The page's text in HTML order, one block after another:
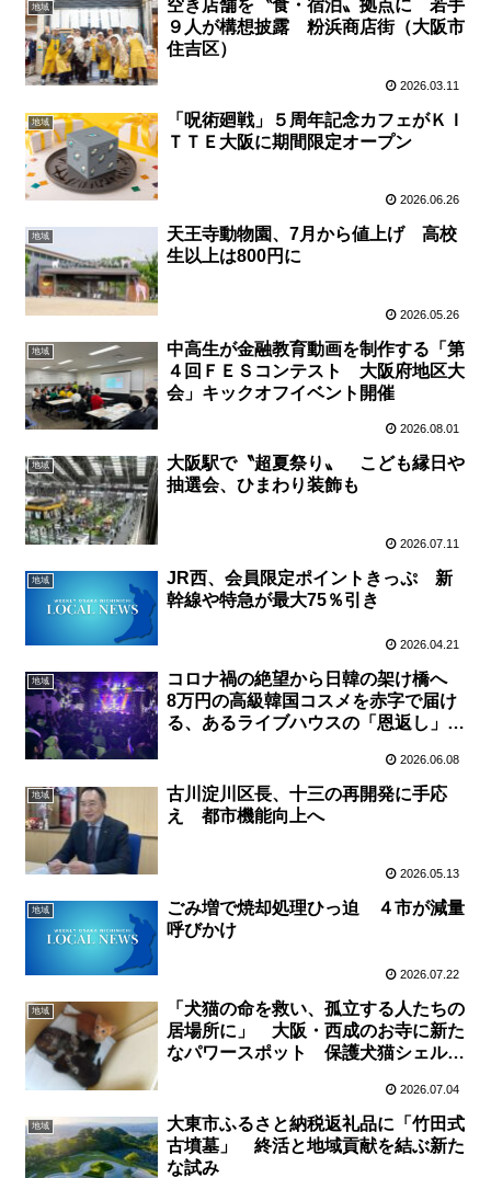
地域
空き店舗を〝食・宿泊〟拠点に 若手
９人が構想披露 粉浜商店街（大阪市
住吉区）
2026.03.11
地域
「呪術廻戦」５周年記念カフェがＫＩ
ＴＴＥ大阪に期間限定オープン
2026.06.26
地域
天王寺動物園、7月から値上げ 高校
生以上は800円に
2026.05.26
地域
中高生が金融教育動画を制作する「第
４回ＦＥＳコンテスト 大阪府地区大
会」キックオフイベント開催
2026.08.01
地域
大阪駅で〝超夏祭り〟 こども縁日や
抽選会、ひまわり装飾も
2026.07.11
地域
JR西、会員限定ポイントきっぷ 新
幹線や特急が最大75％引き
2026.04.21
地域
コロナ禍の絶望から日韓の架け橋へ
8万円の高級韓国コスメを赤字で届け
る、あるライブハウスの「恩返し」
2026.06.08
地域
古川淀川区長、十三の再開発に手応
え 都市機能向上へ
2026.05.13
地域
ごみ増で焼却処理ひっ迫 ４市が減量
呼びかけ
2026.07.22
地域
「犬猫の命を救い、孤立する人たちの
居場所に」 大阪・西成のお寺に新た
なパワースポット 保護犬猫シェルタ
2026.07.04
地域
大東市ふるさと納税返礼品に「竹田式
古墳墓」 終活と地域貢献を結ぶ新た
な試み